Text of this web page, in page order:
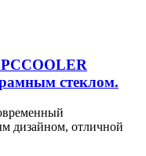
стеклом.
дизайном, отличной